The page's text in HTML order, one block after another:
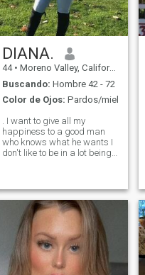
DIANA.
44 • Moreno Valley, California, Estados Unidos
Buscando: Hombre 42 - 72
Color de Ojos: Pardos/miel
. I want to give all my
happiness to a good man
who knows what he wants I
don't like to be in a lot being
improvement I love to cook
and I don't smoke I don't
drink I like to walk being in
the quiet beach i love going to
rosario island for the quiet
and isolated from the noise to
be on picnics and share with
family and partner. I am a